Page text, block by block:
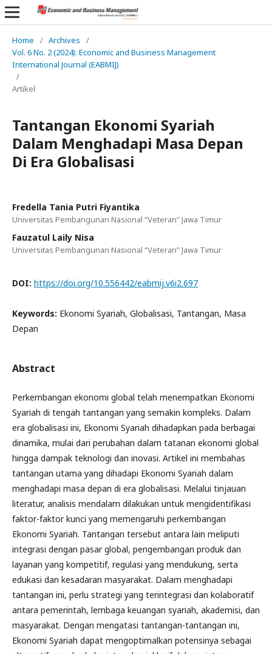
Home / Archives
/
Vol. 6 No. 2 (2024): Economic and Business Management
International Journal (EABMIJ)
/
Artikel
Tantangan Ekonomi Syariah
Dalam Menghadapi Masa Depan
Di Era Globalisasi
Fredella Tania Putri Fiyantika
Universitas Pembangunan Nasional “Veteran” Jawa Timur
Fauzatul Laily Nisa
Universitas Pembangunan Nasional “Veteran” Jawa Timur
DOI: https://doi.org/10.556442/eabmij.v6i2.697
Keywords: Ekonomi Syariah, Globalisasi, Tantangan, Masa
Depan
Abstract
Perkembangan ekonomi global telah menempatkan Ekonomi
Syariah di tengah tantangan yang semakin kompleks. Dalam
era globalisasi ini, Ekonomi Syariah dihadapkan pada berbagai
dinamika, mulai dari perubahan dalam tatanan ekonomi global
hingga dampak teknologi dan inovasi. Artikel ini membahas
tantangan utama yang dihadapi Ekonomi Syariah dalam
menghadapi masa depan di era globalisasi. Melalui tinjauan
literatur, analisis mendalam dilakukan untuk mengidentifikasi
faktor-faktor kunci yang memengaruhi perkembangan
Ekonomi Syariah. Tantangan tersebut antara lain meliputi
integrasi dengan pasar global, pengembangan produk dan
layanan yang kompetitif, regulasi yang mendukung, serta
edukasi dan kesadaran masyarakat. Dalam menghadapi
tantangan ini, perlu strategi yang terintegrasi dan kolaboratif
antara pemerintah, lembaga keuangan syariah, akademisi, dan
masyarakat. Dengan mengatasi tantangan-tantangan ini,
Ekonomi Syariah dapat mengoptimalkan potensinya sebagai